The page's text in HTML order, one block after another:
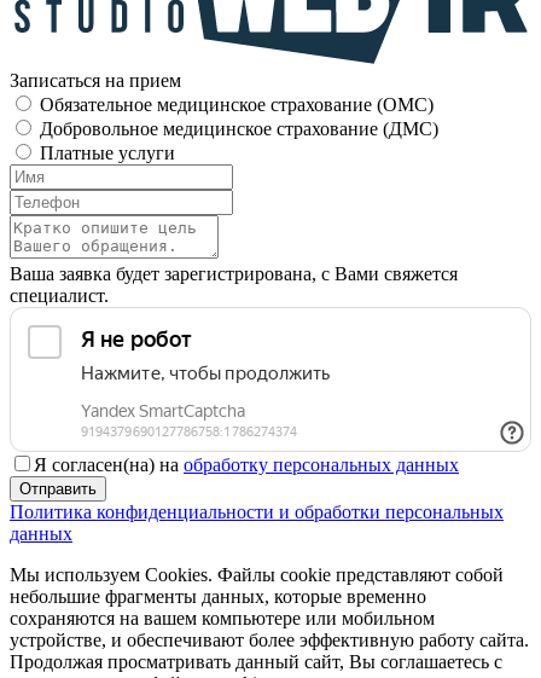
Записаться на прием
Обязательное медицинское страхование (OMC)
Добровольное медицинское страхование (ДМС)
Платные услуги
Ваша заявка будет зарегистрирована, с Вами свяжется
специалист.
Я согласен(на) на обработку персональных данных
Отправить
Политика конфиденциальности и обработки персональных
данных
Мы используем Cookies. Файлы cookie представляют собой
небольшие фрагменты данных, которые временно
сохраняются на вашем компьютере или мобильном
устройстве, и обеспечивают более эффективную работу сайта.
Продолжая просматривать данный сайт, Вы соглашаетесь с